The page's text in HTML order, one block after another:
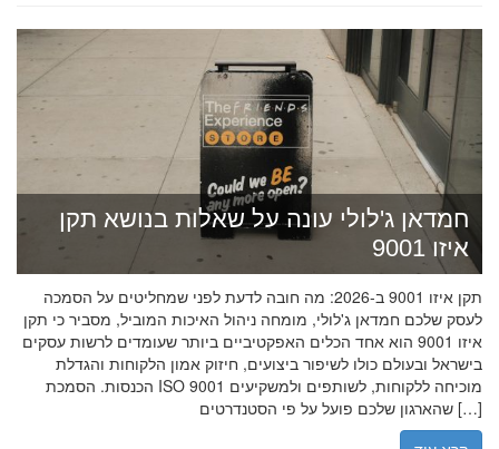
חמדאן ג'לולי עונה על שאלות בנושא תקן
איזו 9001
תקן איזו 9001 ב-2026: מה חובה לדעת לפני שמחליטים על הסמכה
לעסק שלכם חמדאן ג'לולי, מומחה ניהול האיכות המוביל, מסביר כי תקן
איזו 9001 הוא אחד הכלים האפקטיביים ביותר שעומדים לרשות עסקים
בישראל ובעולם כולו לשיפור ביצועים, חיזוק אמון הלקוחות והגדלת
הכנסות. הסמכת ISO 9001 מוכיחה ללקוחות, לשותפים ולמשקיעים
שהארגון שלכם פועל על פי הסטנדרטים […]